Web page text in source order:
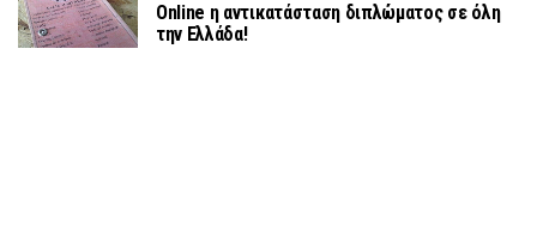
Οnline η αντικατάσταση διπλώματος σε όλη
την Ελλάδα!